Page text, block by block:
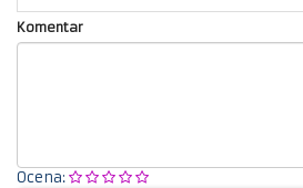
Komentar
Ocena: